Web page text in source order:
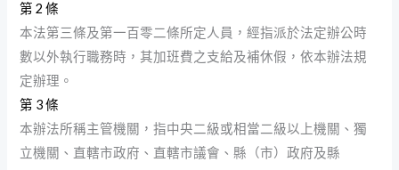
第 2 條
本法第三條及第一百零二條所定人員，經指派於法定辦公時
數以外執行職務時，其加班費之支給及補休假，依本辦法規
定辦理。
第 3 條
本辦法所稱主管機關，指中央二級或相當二級以上機關、獨
立機關、直轄市政府、直轄市議會、縣（市）政府及縣